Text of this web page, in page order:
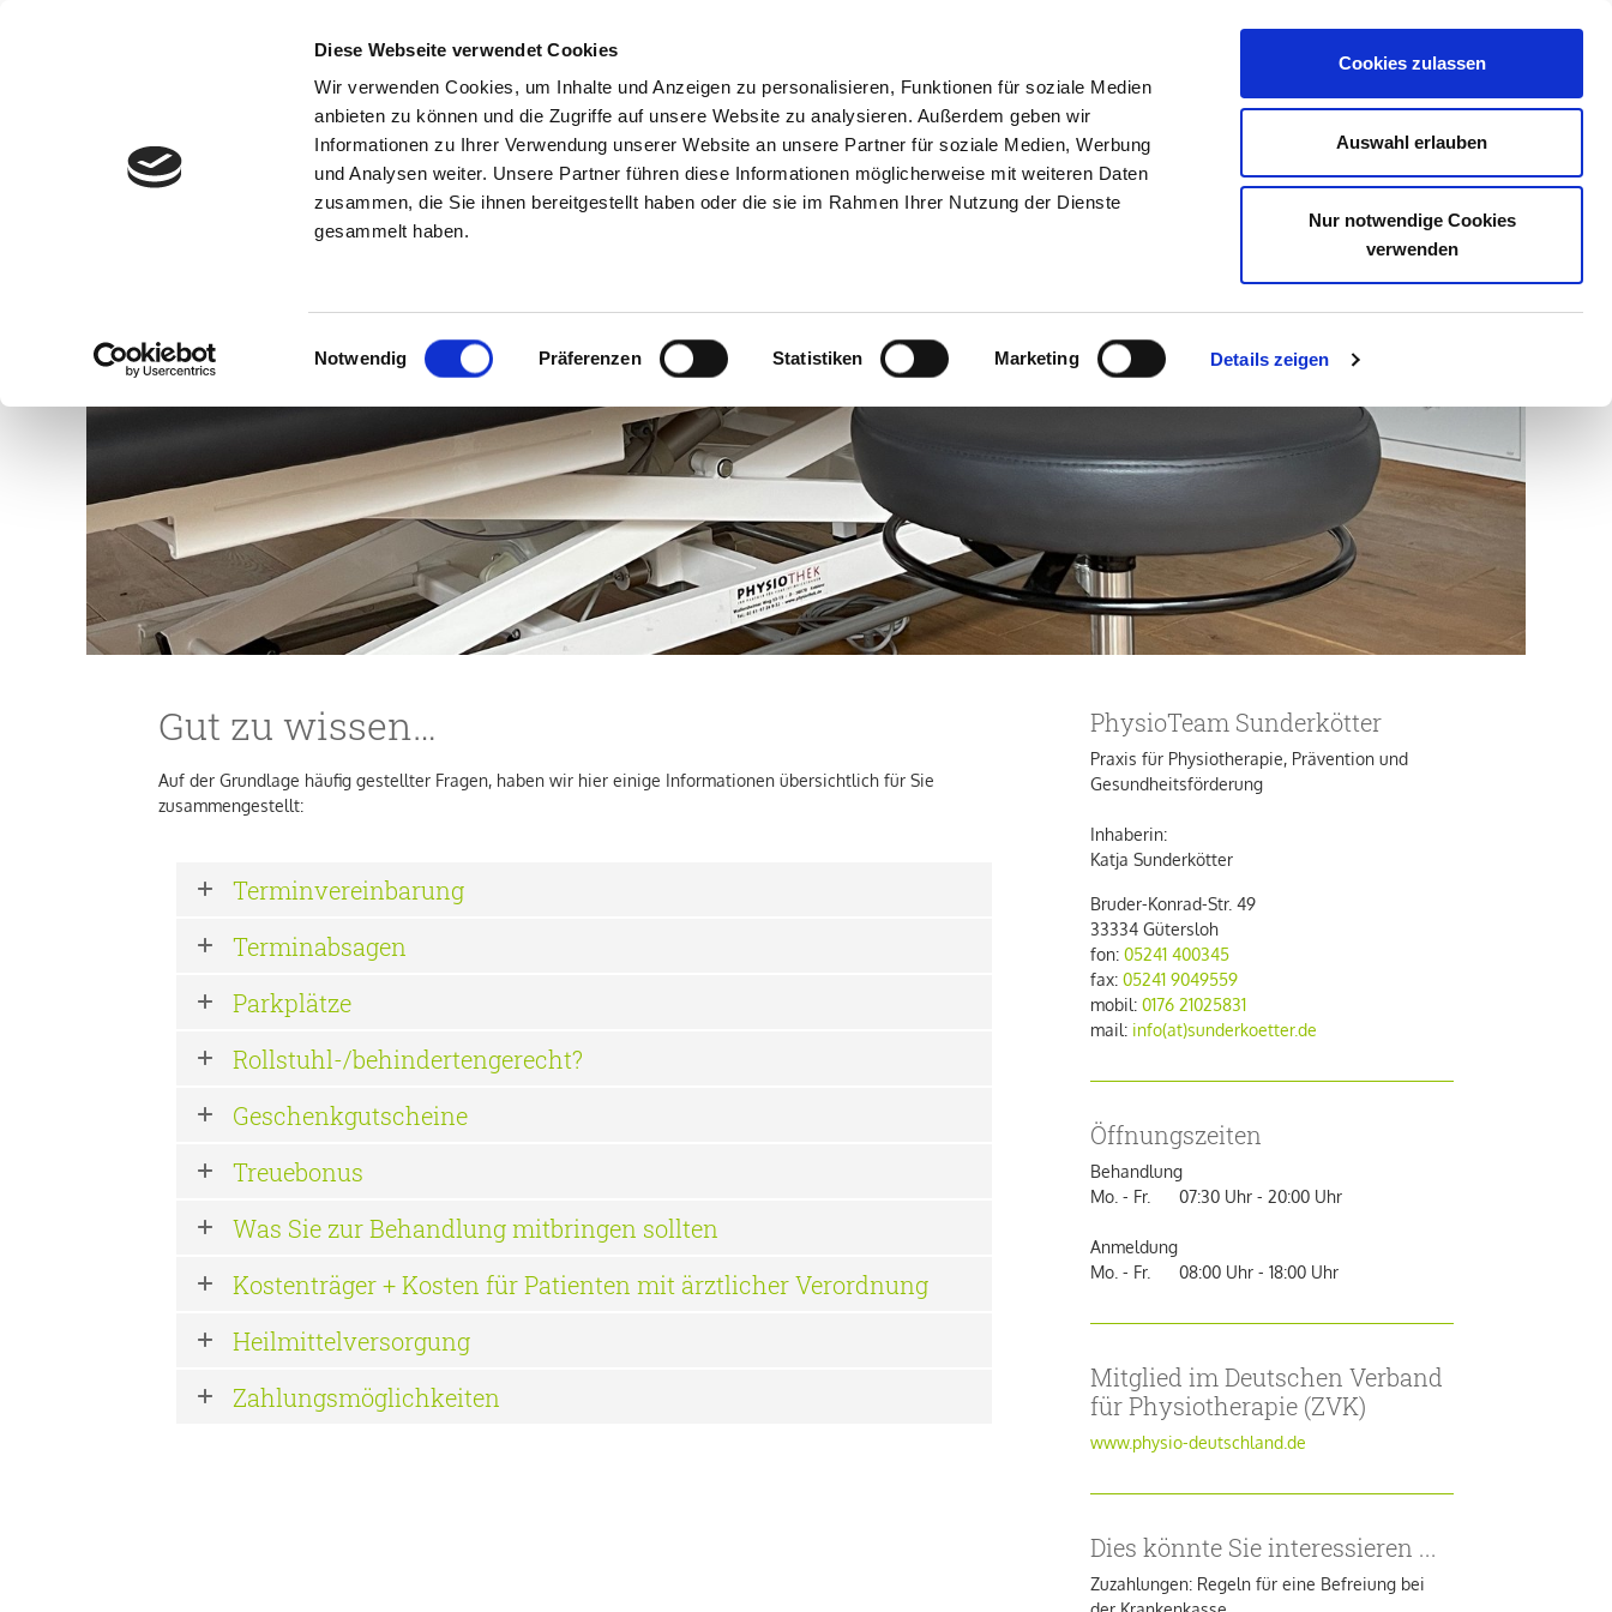
Diese Webseite verwendet Cookies
Wir verwenden Cookies, um Inhalte und Anzeigen zu personalisieren, Funktionen für soziale Medien
anbieten zu können und die Zugriffe auf unsere Website zu analysieren. Außerdem geben wir
Informationen zu Ihrer Verwendung unserer Website an unsere Partner für soziale Medien, Werbung
und Analysen weiter. Unsere Partner führen diese Informationen möglicherweise mit weiteren Daten
zusammen, die Sie ihnen bereitgestellt haben oder die sie im Rahmen Ihrer Nutzung der Dienste
gesammelt haben.
Einwilligungsauswahl
Notwendig Präferenzen Statistiken Marketing Details zeigen
Cookies zulassen
Auswahl erlauben
Nur notwendige Cookies
verwenden
Leistungen
Team & Jobs
Gut zu wissen
Gut zu wissen…
Auf der Grundlage häufig gestellter Fragen, haben wir hier einige Informationen übersichtlich für Sie
zusammengestellt:
Terminvereinbarung
Terminabsagen
Parkplätze
Rollstuhl-/behindertengerecht?
Geschenkgutscheine
Treuebonus
Was Sie zur Behandlung mitbringen sollten
Kostenträger + Kosten für Patienten mit ärztlicher Verordnung
Heilmittelversorgung
Zahlungsmöglichkeiten
PhysioTeam Sunderkötter
Praxis für Physiotherapie, Prävention und
Gesundheitsförderung
Inhaberin:
Katja Sunderkötter
Bruder-Konrad-Str. 49
33334 Gütersloh
fon: 05241 400345
fax:‎‎‎ 05241 9049559
mobil: 0176 21025831
mail: info(at)sunderkoetter.de
Öffnungszeiten
Behandlung
Mo. - Fr. 07:30 Uhr - 20:00 Uhr
Anmeldung
Mo. - Fr. 08:00 Uhr - 18:00 Uhr
Mitglied im Deutschen Verband
für Physiotherapie (ZVK)
www.physio-deutschland.de
Dies könnte Sie interessieren ...
Zuzahlungen: Regeln für eine Befreiung bei